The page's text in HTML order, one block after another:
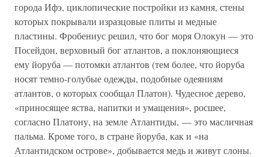
города Ифэ, циклопические постройки из камня, стены
которых покрывали изразцовые плиты и медные
пластины. Фробениус решил, что бог моря Олокун — это
Посейдон, верховный бог атлантов, а поклоняющиеся
ему йоруба — потомки атлантов (тем более, что йоруба
носят темно-голубые одежды, подобные одеяниям
атлантов, о которых сообщал Платон). Чудесное дерево,
«приносящее яства, напитки и умащения», росшее,
согласно Платону, на земле Атлантиды, — это масличная
пальма. Кроме того, в стране йоруба, как и «на
Атлантидском острове», добывается медь и живут слоны.